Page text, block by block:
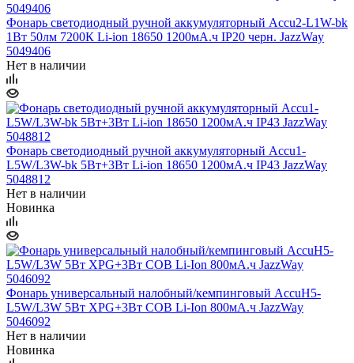
Фонарь светодиодный ручной аккумуляторный Accu2-L1W-bk
1Вт 50лм 7200К Li-ion 18650 1200мА.ч IP20 черн. JazzWay
5049406
Нет в наличии
Фонарь светодиодный ручной аккумуляторный Accu1-
L5W/L3W-bk 5Вт+3Вт Li-ion 18650 1200мА.ч IP43 JazzWay
5048812
Нет в наличии
Новинка
Фонарь универсальный налобный/кемпинговый AccuH5-
L5W/L3W 5Вт XPG+3Вт COB Li-Ion 800мА.ч JazzWay
5046092
Нет в наличии
Новинка